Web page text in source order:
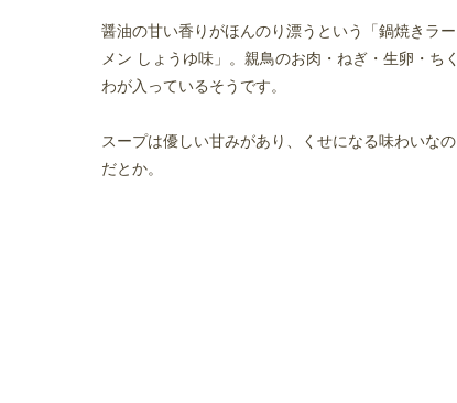
醤油の甘い香りがほんのり漂うという「鍋焼きラー
メン しょうゆ味」。親鳥のお肉・ねぎ・生卵・ちく
わが入っているそうです。
スープは優しい甘みがあり、くせになる味わいなの
だとか。